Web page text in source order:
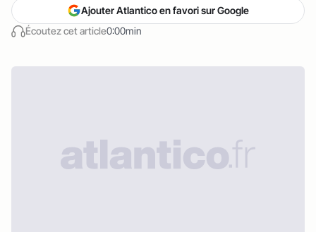
Écoutez cet article0:00min
Ajouter Atlantico en favori sur Google